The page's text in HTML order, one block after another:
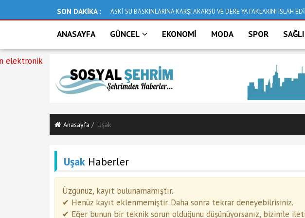
SON DAKİKA : ASKİ SU BASKINLARINA KARŞI AKARSU VE DERE YATAKLARINI ISLAH
ANASAYFA GÜNCEL EKONOMİ MODA SPOR
Anasayfa Uşak
Uşak Haberler
Üzgünüz, kayıt bulunamamıştır.
✔ Henüz kayıt eklenmemiştir. Daha sonra tekrar deneyebilrisiniz.
✔ Eğer bunun bir teknik sorun olduğunu düşünüyorsanız, bizimle